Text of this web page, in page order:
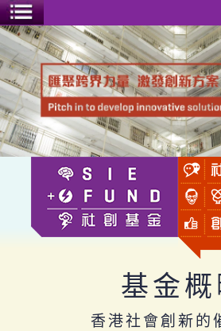
選單開關
基金概略
基金概
香港社會創新的